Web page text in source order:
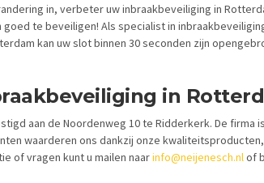
in, verbeter uw inbraakbeveiliging in
te beveiligen! Als specialist in
kan uw slot binnen 30 seconden zijn
in
aan de Noordenweg 10 te Ridderkerk. De
waarderen ons dankzij onze
of vragen kunt u mailen naarinfo@neijenesch.nlof